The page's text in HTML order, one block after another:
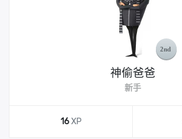
神偷爸爸
新手
16XP